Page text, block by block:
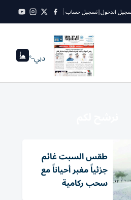
الدخول|تسجيل حساب
دبي--°
طقس السبت غائم
جزئياً مغبر أحياناً مع
سحب ركامية